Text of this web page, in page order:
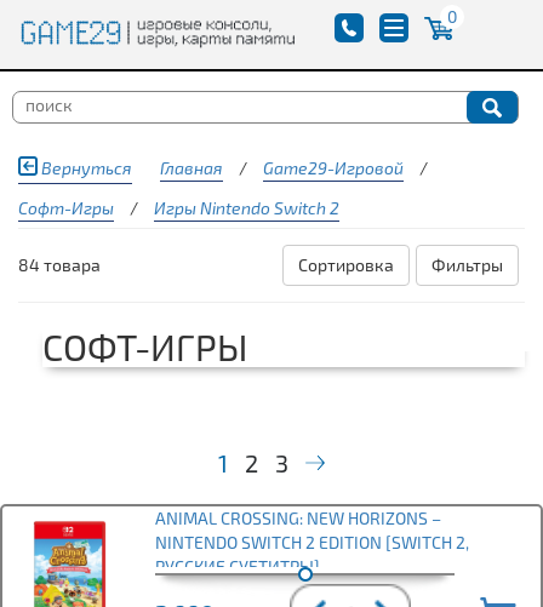
0
Вернуться Главная / Game29-Игровой
/
Софт-Игры
/ Игры Nintendo Switch 2
84 товара Фильтры
Сортировка
СОФТ-ИГРЫ
1 2 3
ANIMAL CROSSING: NEW HORIZONS –
NINTENDO SWITCH 2 EDITION [SWITCH 2,
РУССКИЕ СУБТИТРЫ]